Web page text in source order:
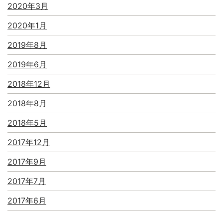
2020年3月
2020年1月
2019年8月
2019年6月
2018年12月
2018年8月
2018年5月
2017年12月
2017年9月
2017年7月
2017年6月